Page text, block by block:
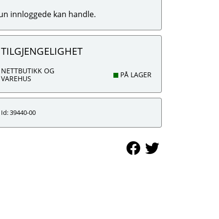
innloggede kan handle.
TILGJENGELIGHET
NETTBUTIKK OG
VAREHUS
PÅ LAGER
Id: 39440-00